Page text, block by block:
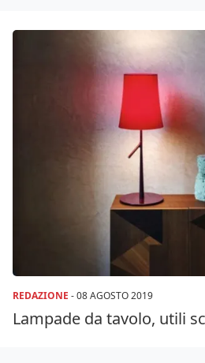
REDAZIONE -08 AGOSTO 2019
Lampade da tavolo, utili